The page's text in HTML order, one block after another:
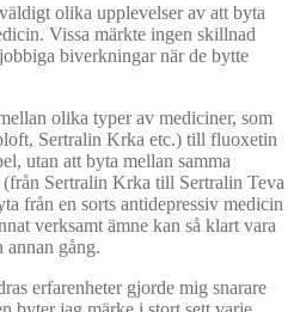
olika upplevelser av att byta
Vissa märkte ingen skillnad
biverkningar när de bytte
olika typer av mediciner, som
Sertralin Krka etc.) till fluoxetin
utan att byta mellan samma
Sertralin Krka till Sertralin Teva
från en sorts antidepressiv medicin
verksamt ämne kan så klart vara
annan gång.
erfarenheter gjorde mig snarare